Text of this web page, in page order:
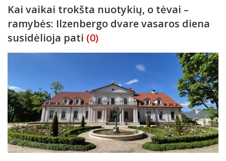
Kai vaikai trokšta nuotykių, o tėvai –
ramybės: Ilzenbergo dvare vasaros diena
susidėlioja pati (0)